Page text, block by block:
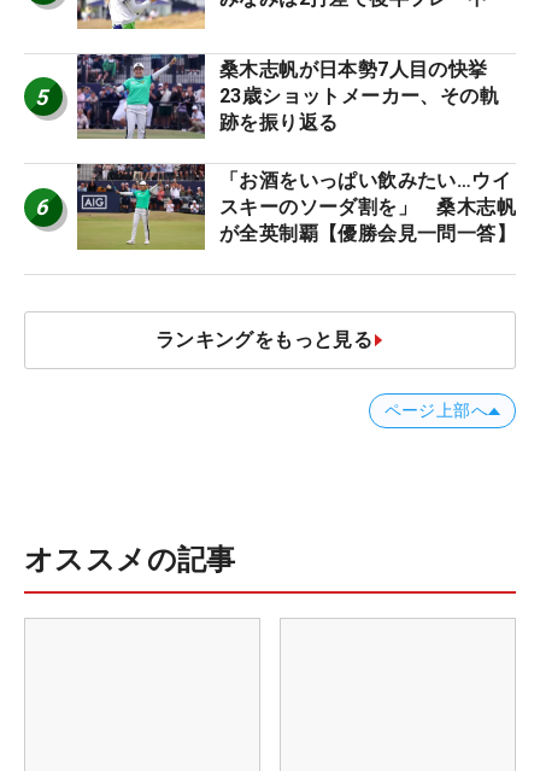
5
桑木志帆が日本勢7人目の快挙
23歳ショットメーカー、その軌
跡を振り返る
6
「お酒をいっぱい飲みたい…ウイ
スキーのソーダ割を」 桑木志帆
が全英制覇【優勝会見一問一答】
ランキングをもっと見る
ページ上部へ
オススメの記事